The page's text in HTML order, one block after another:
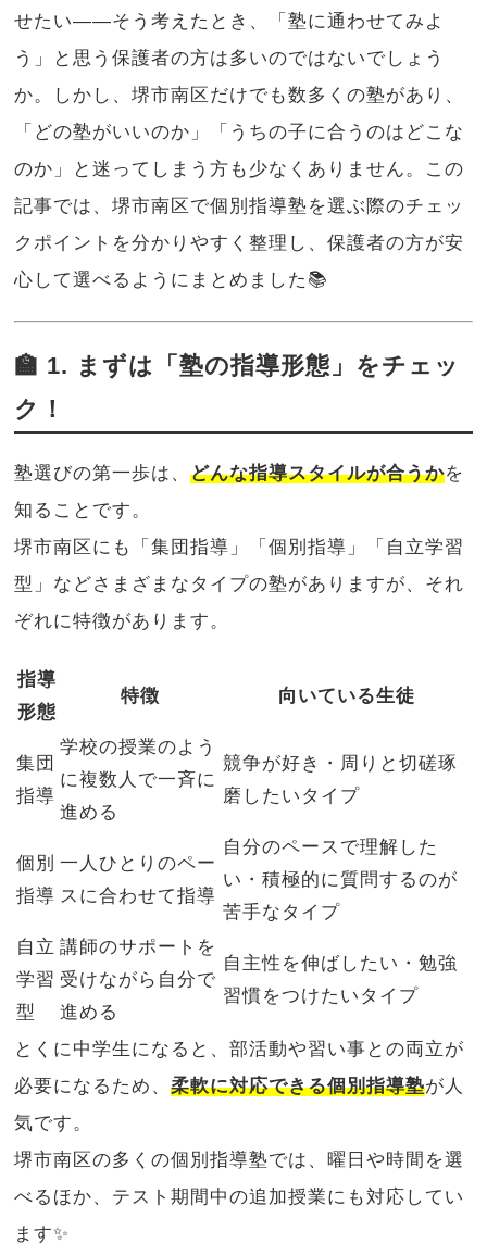
せたい――そう考えたとき、「塾に通わせてみよ
う」と思う保護者の方は多いのではないでしょう
か。しかし、堺市南区だけでも数多くの塾があり、
「どの塾がいいのか」「うちの子に合うのはどこな
のか」と迷ってしまう方も少なくありません。この
記事では、堺市南区で個別指導塾を選ぶ際のチェッ
クポイントを分かりやすく整理し、保護者の方が安
心して選べるようにまとめました📚
🏫 1. まずは「塾の指導形態」をチェッ
ク！
塾選びの第一歩は、どんな指導スタイルが合うかを
知ることです。
堺市南区にも「集団指導」「個別指導」「自立学習
型」などさまざまなタイプの塾がありますが、それ
ぞれに特徴があります。
指導
形態
特徴 向いている生徒
集団
指導
学校の授業のよう
に複数人で一斉に
進める
競争が好き・周りと切磋琢
磨したいタイプ
個別
指導
一人ひとりのペー
スに合わせて指導
自分のペースで理解した
い・積極的に質問するのが
苦手なタイプ
自立
学習
型
講師のサポートを
受けながら自分で
進める
自主性を伸ばしたい・勉強
習慣をつけたいタイプ
とくに中学生になると、部活動や習い事との両立が
必要になるため、柔軟に対応できる個別指導塾が人
気です。
堺市南区の多くの個別指導塾では、曜日や時間を選
べるほか、テスト期間中の追加授業にも対応してい
ます✨